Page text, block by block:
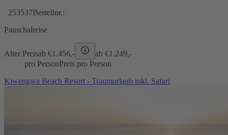
253537Bestellnr.:
Pauschalreise
Alter Preisab €1.456,- ab €1.249,-
pro PersonPreis pro Person
Kiwengwa Beach Resort - Traumurlaub inkl. Safari